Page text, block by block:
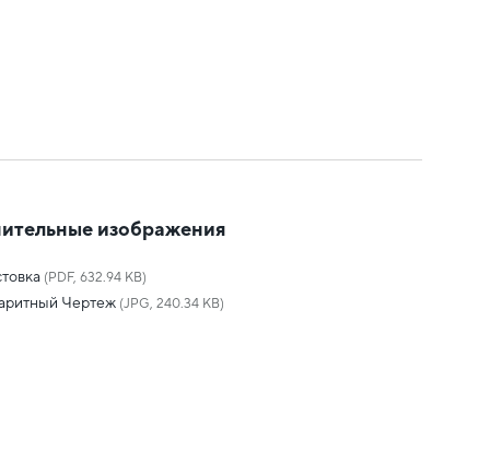
изображения
(PDF, 632.94 KB)
Чертеж (JPG, 240.34 KB)